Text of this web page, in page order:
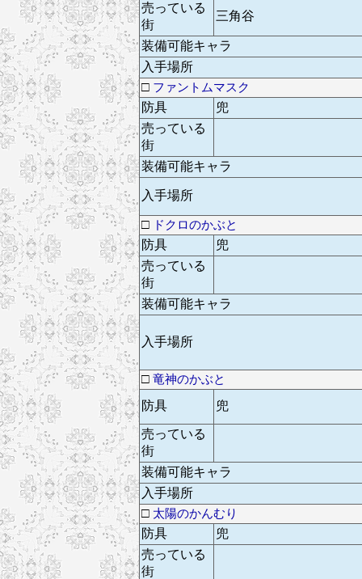
売っている
街
三角谷
装備可能キャラ
入手場所
□ ファントムマスク
防具
兜
売っている
街
装備可能キャラ
入手場所
□ ドクロのかぶと
防具
兜
売っている
街
装備可能キャラ
入手場所
□ 竜神のかぶと
防具 兜
売っている
街
装備可能キャラ
入手場所
□ 太陽のかんむり
防具
兜
売っている
街